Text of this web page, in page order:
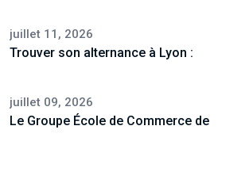
juillet 11, 2026
Trouver son alternance à Lyon :
juillet 09, 2026
Le Groupe École de Commerce de